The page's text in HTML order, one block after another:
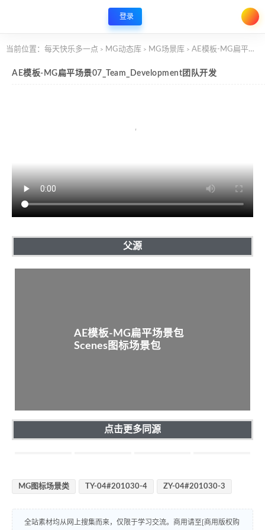
登录
当前位置： 每天快乐多一点 > MG动态库 > MG场景库 > AE模板-MG扁平场景07_Team_Development团队开发
AE模板-MG扁平场景07_Team_Development团队开发
父源
AE模板-MG扁平场景包
Scenes图标场景包
点击更多同源
MG图标场景类 TY-04#201030-4 ZY-04#201030-3
全站素材均从网上搜集而来，仅限于学习交流。商用请至[商用版权购